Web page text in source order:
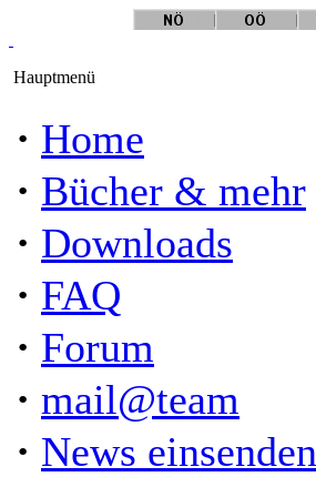
Hauptmenü
· Home
· Bücher & mehr
· Downloads
· FAQ
· Forum
· mail@team
· News einsenden